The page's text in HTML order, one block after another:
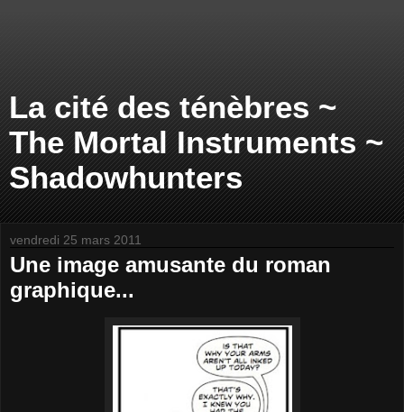
La cité des ténèbres ~
The Mortal Instruments ~
Shadowhunters
vendredi 25 mars 2011
Une image amusante du roman
graphique...